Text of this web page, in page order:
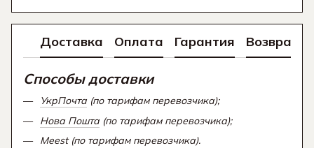
Доставка Оплата Гарантия Возврат
Способы доставки
УкрПочта (по тарифам перевозчика);
Нова Пошта (по тарифам перевозчика);
Meest (по тарифам перевозчика).